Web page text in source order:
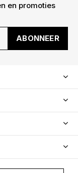
en promoties
ABONNEER